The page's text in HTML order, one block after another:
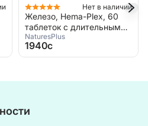
Нет в наличии
Железо, Hema-Plex, 60
таблеток с длительным
высвобождением,
NaturesPlus, iron Hema-
Plex
NaturesPlus
1940c